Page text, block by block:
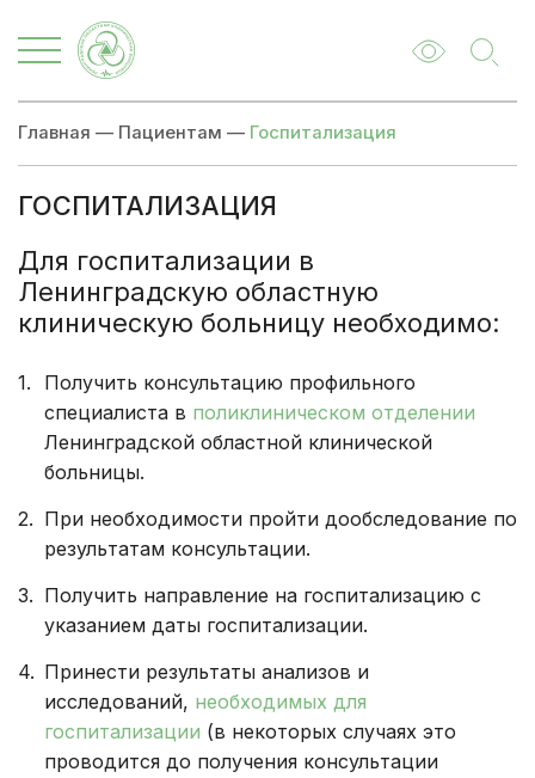
Главная — Пациентам — Госпитализация
ГОСПИТАЛИЗАЦИЯ
Для госпитализации в
Ленинградскую областную
клиническую больницу необходимо:
Получить консультацию профильного
специалиста в поликлиническом отделении
Ленинградской областной клинической
больницы.
При необходимости пройти дообследование по
результатам консультации.
Получить направление на госпитализацию с
указанием даты госпитализации.
Принести результаты анализов и
исследований, необходимых для
госпитализации (в некоторых случаях это
проводится до получения консультации